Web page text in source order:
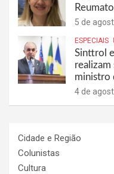
5 de
ESPECIAIS
Sinttrol
realizam
ministro
4 de
Cidade e Região
Colunistas
Cultura